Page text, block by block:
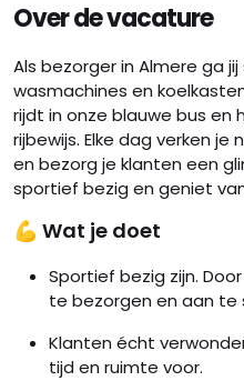
Over de vacature
Als bezorger in Almere ga
wasmachines en
rijdt in onze blauwe bus en
rijbewijs. Elke dag verken
en bezorg je klanten een
sportief bezig en geniet
💪 Wat je doet
Sportief bezig zijn.
te bezorgen en aan te
Klanten écht
tijd en ruimte voor.